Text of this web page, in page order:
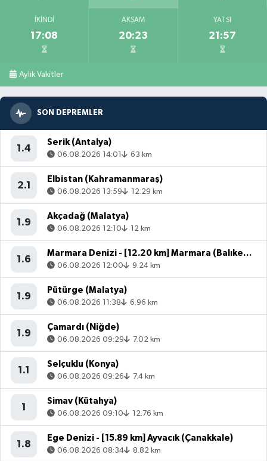
İKINDI
17:08
AKŞAM
20:23
YATSI
21:57
Aylık Vakitler
SON DEPREMLER
1.4
Serik (Antalya)
06.08.2026 14:01 63 km
2.1
Elbistan (Kahramanmaraş)
06.08.2026 13:59 12.29 km
1.9
Akçadağ (Malatya)
06.08.2026 12:10 12 km
1.6
Marmara Denizi - [12.20 km] Marmara (Balıkesir)
06.08.2026 12:00 9.24 km
1.9
Pütürge (Malatya)
06.08.2026 11:38 6.96 km
1.9
Çamardı (Niğde)
06.08.2026 09:29 7.02 km
1.1
Selçuklu (Konya)
06.08.2026 09:26 7.4 km
1
Simav (Kütahya)
06.08.2026 09:10 12.76 km
1.8
Ege Denizi - [15.89 km] Ayvacık (Çanakkale)
06.08.2026 08:34 8.82 km